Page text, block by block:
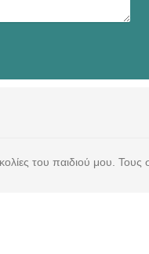
του παιδιού μου. Τους